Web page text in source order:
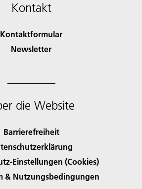
Kontakt
Kontaktformular
Newsletter
die Website
Barrierefreiheit
Einstellungen (Cookies)
& Nutzungsbedingungen